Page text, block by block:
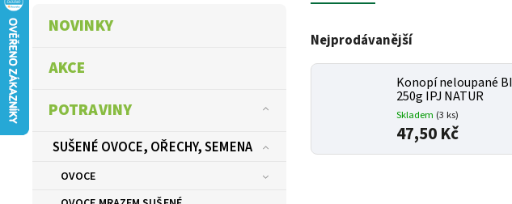
NOVINKY
AKCE
POTRAVINY
SUŠENÉ OVOCE, OŘECHY, SEMENA
OVOCE
Nejprodávanější
Konopí neloupané
250g IPJ NATUR
Skladem (3 ks)
47,50 Kč